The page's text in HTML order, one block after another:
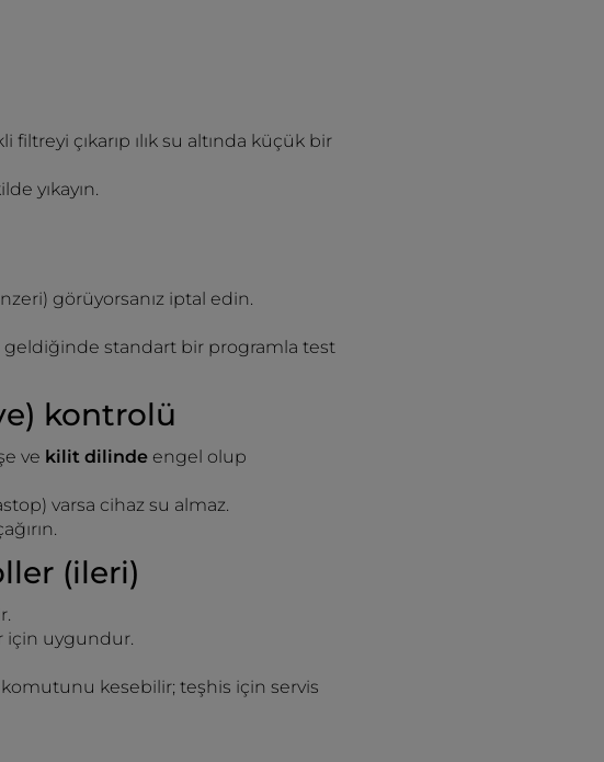
çıkarıp ılık su altında küçük bir
yıkayın.
görüyorsanız iptal edin.
geldiğinde standart bir programla test
kontrolü
ve kilit dilinde engel olup
varsa cihaz su almaz.
(ileri)
için uygundur.
komutunu kesebilir; teşhis için servis